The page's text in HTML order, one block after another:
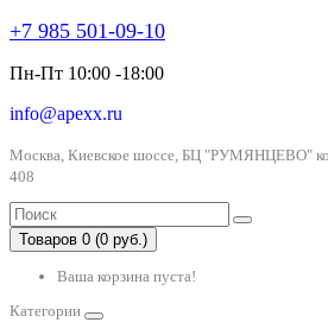
+7 985 501-09-10
Пн-Пт 10:00 -18:00
info@apexx.ru
Москва, Киевское шоссе, БЦ "РУМЯНЦЕВО"
408
Товаров 0 (0 руб.)
Ваша корзина пуста!
Категории